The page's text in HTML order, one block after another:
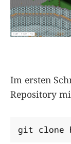
Im ers­ten
Repository
git clone